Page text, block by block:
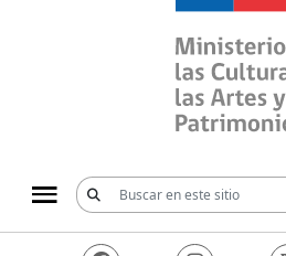
Ministerio de